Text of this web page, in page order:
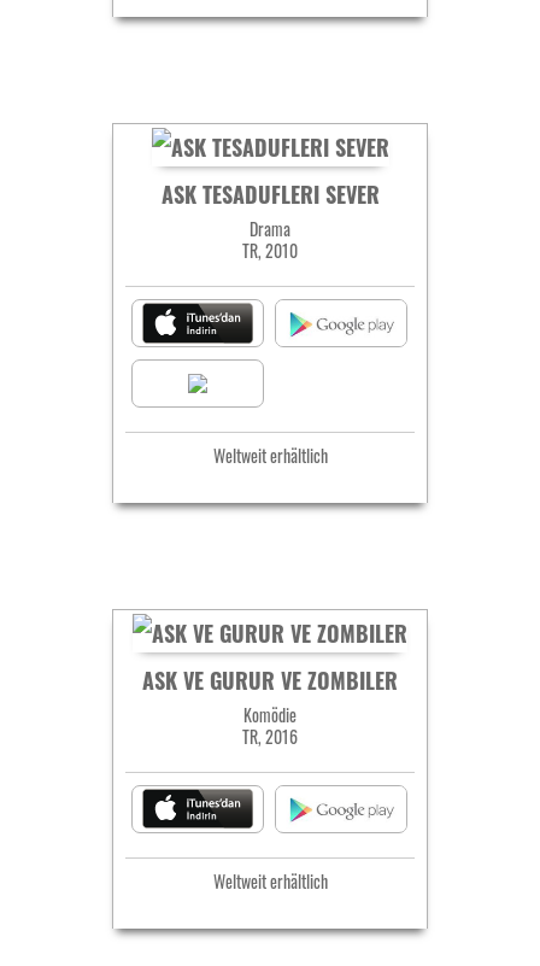
ASK TESADUFLERI SEVER
Drama
TR, 2010
Weltweit erhältlich
ASK VE GURUR VE ZOMBILER
Komödie
TR, 2016
Weltweit erhältlich